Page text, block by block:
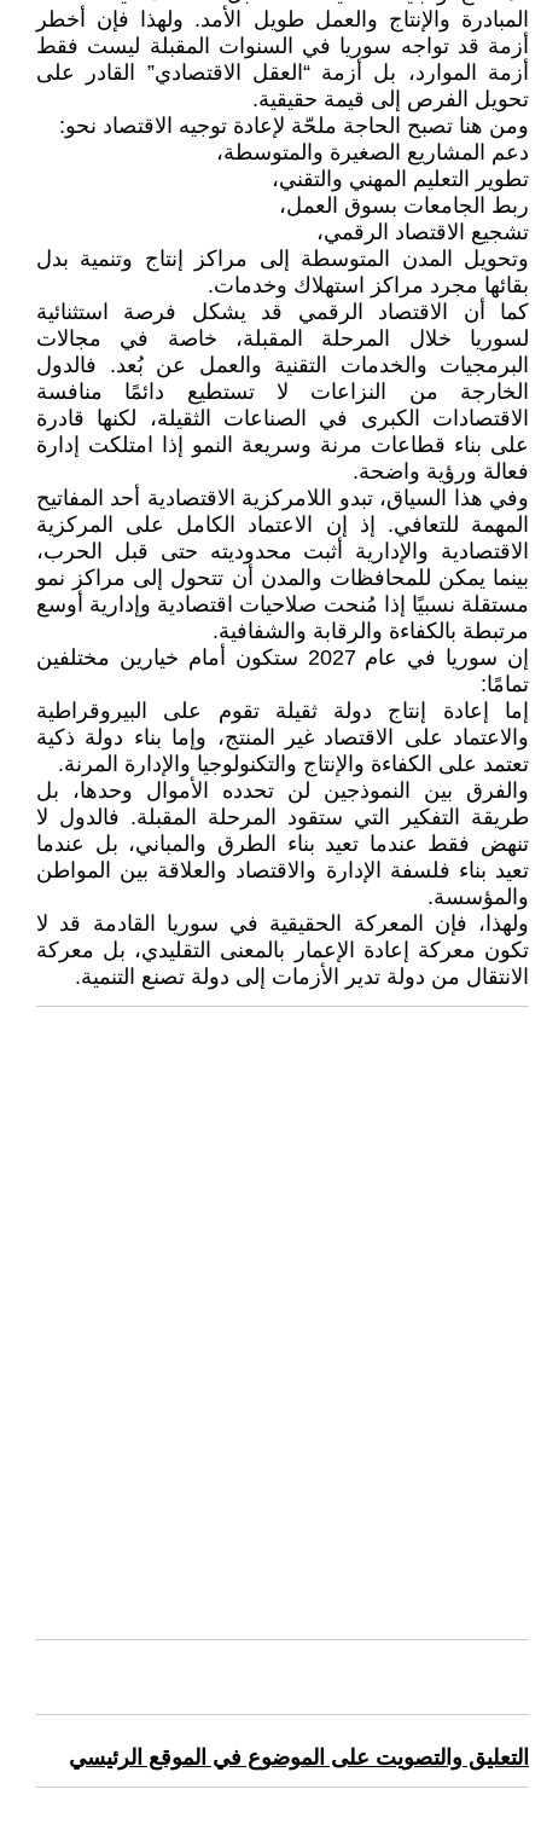
المبادرة والإنتاج والعمل طويل الأمد. ولهذا فإن أخطر
أزمة قد تواجه سوريا في السنوات المقبلة ليست فقط
أزمة الموارد، بل أزمة “العقل الاقتصادي” القادر على
تحويل الفرص إلى قيمة حقيقية.
ومن هنا تصبح الحاجة ملحّة لإعادة توجيه الاقتصاد نحو:
دعم المشاريع الصغيرة والمتوسطة،
تطوير التعليم المهني والتقني،
ربط الجامعات بسوق العمل،
تشجيع الاقتصاد الرقمي،
وتحويل المدن المتوسطة إلى مراكز إنتاج وتنمية بدل
بقائها مجرد مراكز استهلاك وخدمات.
كما أن الاقتصاد الرقمي قد يشكل فرصة استثنائية
لسوريا خلال المرحلة المقبلة، خاصة في مجالات
البرمجيات والخدمات التقنية والعمل عن بُعد. فالدول
الخارجة من النزاعات لا تستطيع دائمًا منافسة
الاقتصادات الكبرى في الصناعات الثقيلة، لكنها قادرة
على بناء قطاعات مرنة وسريعة النمو إذا امتلكت إدارة
فعالة ورؤية واضحة.
وفي هذا السياق، تبدو اللامركزية الاقتصادية أحد المفاتيح
المهمة للتعافي. إذ إن الاعتماد الكامل على المركزية
الاقتصادية والإدارية أثبت محدوديته حتى قبل الحرب،
بينما يمكن للمحافظات والمدن أن تتحول إلى مراكز نمو
مستقلة نسبيًا إذا مُنحت صلاحيات اقتصادية وإدارية أوسع
مرتبطة بالكفاءة والرقابة والشفافية.
إن سوريا في عام 2027 ستكون أمام خيارين مختلفين
تمامًا:
إما إعادة إنتاج دولة ثقيلة تقوم على البيروقراطية
والاعتماد على الاقتصاد غير المنتج، وإما بناء دولة ذكية
تعتمد على الكفاءة والإنتاج والتكنولوجيا والإدارة المرنة.
والفرق بين النموذجين لن تحدده الأموال وحدها، بل
طريقة التفكير التي ستقود المرحلة المقبلة. فالدول لا
تنهض فقط عندما تعيد بناء الطرق والمباني، بل عندما
تعيد بناء فلسفة الإدارة والاقتصاد والعلاقة بين المواطن
والمؤسسة.
ولهذا، فإن المعركة الحقيقية في سوريا القادمة قد لا
تكون معركة إعادة الإعمار بالمعنى التقليدي، بل معركة
الانتقال من دولة تدير الأزمات إلى دولة تصنع التنمية.
التعليق والتصويت على الموضوع في الموقع الرئيسي